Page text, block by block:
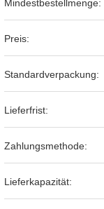
Mindestbestellmenge:
Preis:
Standardverpackung:
Lieferfrist:
Zahlungsmethode:
Lieferkapazität: